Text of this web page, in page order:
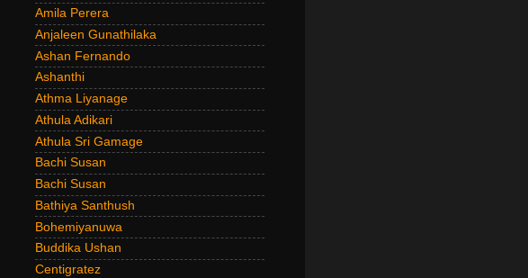
Amila Perera
Anjaleen Gunathilaka
Ashan Fernando
Ashanthi
Athma Liyanage
Athula Adikari
Athula Sri Gamage
Bachi Susan
Bachi Susan
Bathiya Santhush
Bohemiyanuwa
Buddika Ushan
Centigratez